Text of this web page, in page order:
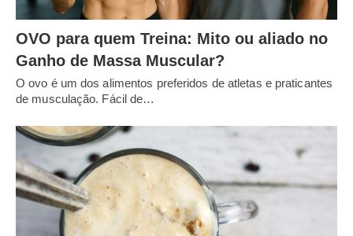
OVO para quem Treina: Mito ou aliado no
Ganho de Massa Muscular?
O ovo é um dos alimentos preferidos de atletas e praticantes
de musculação. Fácil de…